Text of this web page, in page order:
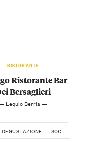
RISTORANTE
Ristorante Bar
Bersaglieri
Lequio Berria —
DEGUSTAZIONE — 30€